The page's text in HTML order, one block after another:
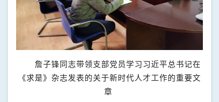
詹子锋同志带领支部党员学习习近平总书记在
《求是》杂志发表的关于新时代人才工作的重要文
章